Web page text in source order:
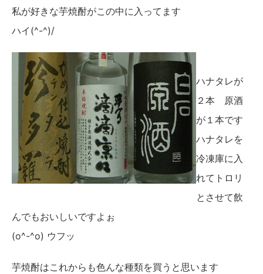
私が好きな芋焼酎がこの中に入ってます
ハイ(^-^)/
ハナタレが
２本 原酒
が１本です
ハナタレを
冷凍庫に入
れてトロリ
とさせて飲
んでもおいしいですよぉ
(o^-^o) ウフッ
芋焼酎はこれからも色んな種類を買うと思います